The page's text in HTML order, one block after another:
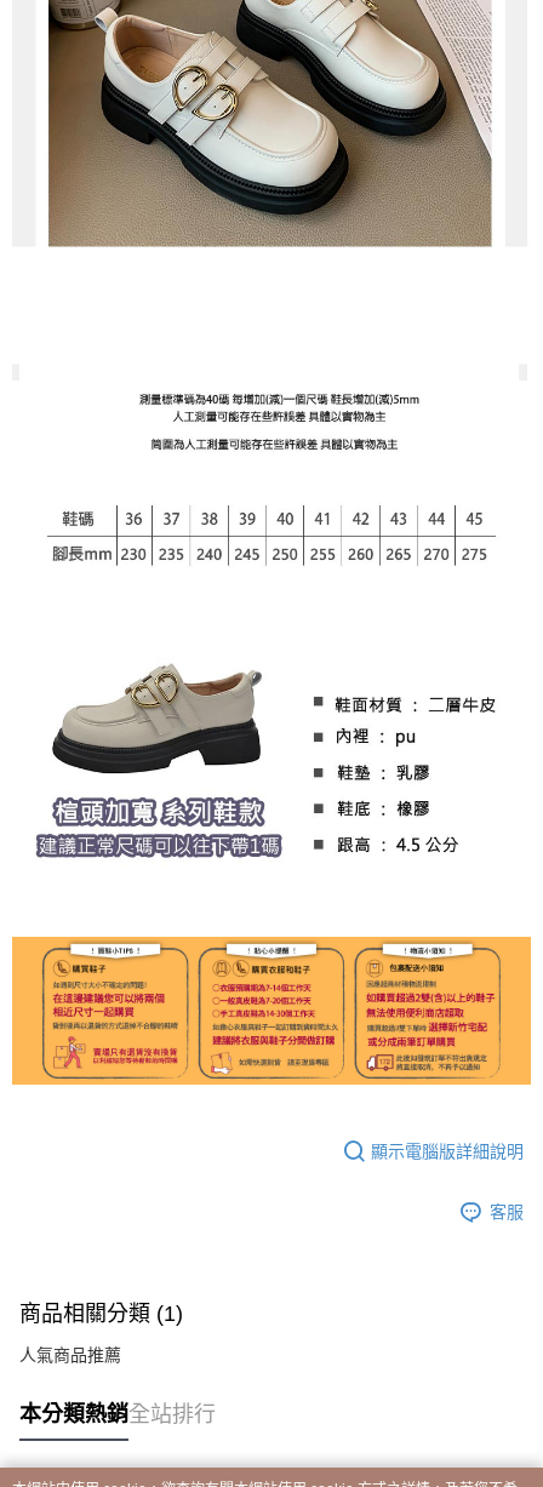
顯示電腦版詳細說明
客服
商品相關分類 (1)
人氣商品推薦
本分類熱銷全站排行